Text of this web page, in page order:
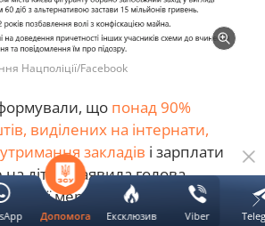
Нацполіції/Facebook
що понад 90%
виділених на інтернати,
закладів і зарплати
дітей, заявила голова
мережі за права дитини
За її словами, безпосередньо
Допомога Ексклюзив Viber